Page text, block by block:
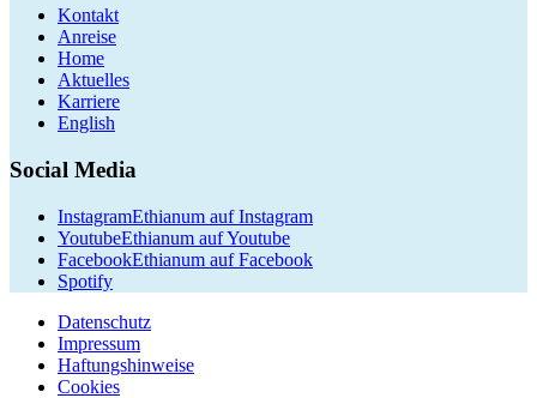
Kontakt
Anreise
Home
Aktuelles
Karriere
English
Social Media
InstagramEthianum auf Instagram
YoutubeEthianum auf Youtube
FacebookEthianum auf Facebook
Spotify
Datenschutz
Impressum
Haftungshinweise
Cookies